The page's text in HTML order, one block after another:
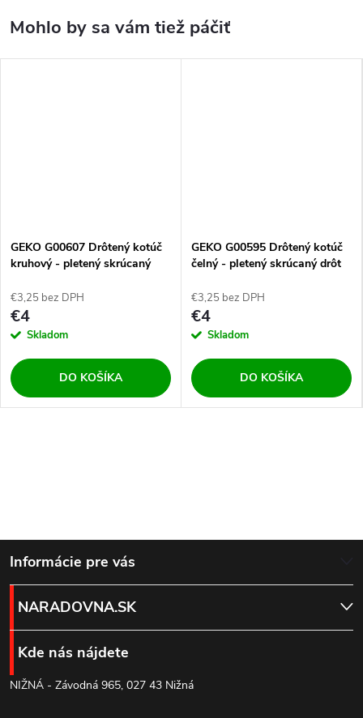
GEKO G00607 Drôtený kotúč
kruhový - pletený skrúcaný
€3,25 bez DPH
€4
Skladom
DO KOŠÍKA
GEKO G00595 Drôtený kotúč
čelný - pletený skrúcaný drôt
€3,25 bez DPH
€4
Skladom
DO KOŠÍKA
Z
á
p
ä
Informácie pre vás
NARADOVNA.SK
Kde nás nájdete
NIŽNÁ - Závodná 965, 027 43 Nižná